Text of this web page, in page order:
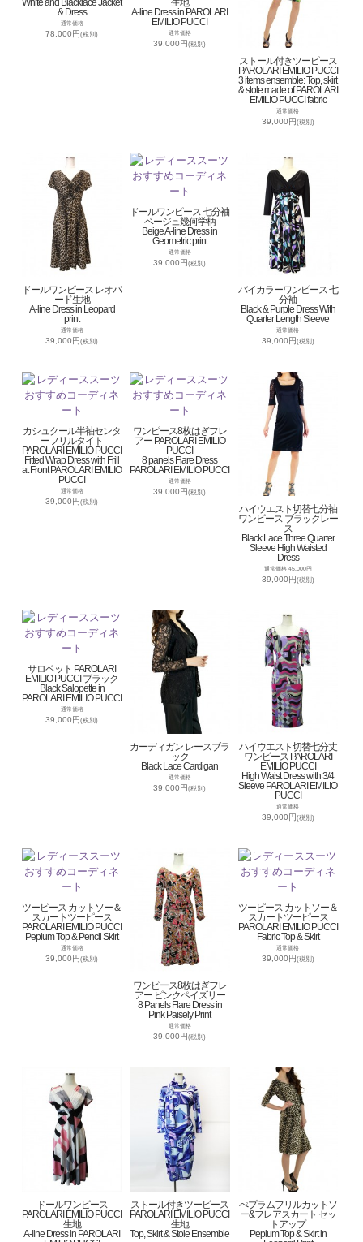
& Dress
通常価格
78,000円(税別)
A-line Dress in PAROLARI
EMILIO PUCCI
通常価格
39,000円(税別)
ストール付きツーピース
PAROLARI EMILIO PUCCI
3 items ensemble: Top, skirt
& stole made of PAROLARI
EMILIO PUCCI fabric
通常価格
39,000円(税別)
ドールワンピース レオパ
ード生地
A-line Dress in Leopard
print
通常価格
39,000円(税別)
ドールワンピース 七分袖
ベージュ幾何学柄
Beige A-line Dress in
Geometric print
通常価格
39,000円(税別)
バイカラーワンピース 七
分袖
Black & Purple Dress With
Quarter Length Sleeve
通常価格
39,000円(税別)
カシュクール半袖センタ
ーフリルタイト
PAROLARI EMILIO PUCCI
Fitted Wrap Dress with Frill
at Front PAROLARI EMILIO
PUCCI
通常価格
39,000円(税別)
ワンピース8枚はぎフレ
アー PAROLARI EMILIO
PUCCI
8 panels Flare Dress
PAROLARI EMILIO PUCCI
通常価格
39,000円(税別)
ハイウエスト切替七分袖
ワンピース ブラックレー
ス
Black Lace Three Quarter
Sleeve High Waisted
Dress
通常価格 45,000円
39,000円(税別)
サロペット PAROLARI
EMILIO PUCCI ブラック
Black Salopette in
PAROLARI EMILIO PUCCI
通常価格
39,000円(税別)
カーディガン レースブラ
ック
Black Lace Cardigan
通常価格
39,000円(税別)
ハイウエスト切替七分丈
ワンピース PAROLARI
EMILIO PUCCI
High Waist Dress with 3/4
Sleeve PAROLARI EMILIO
PUCCI
通常価格
39,000円(税別)
ツーピース カットソー＆
スカートツーピース
PAROLARI EMILIO PUCCI
Peplum Top & Pencil Skirt
通常価格
39,000円(税別)
ワンピース8枚はぎフレ
アー ピンクペイズリー
8 Panels Flare Dress in
Pink Paisely Print
通常価格
39,000円(税別)
ツーピース カットソー＆
スカートツーピース
PAROLARI EMILIO PUCCI
Fabric Top & Skirt
通常価格
39,000円(税別)
ドールワンピース
PAROLARI EMILIO PUCCI
生地
A-line Dress in PAROLARI
ストール付きツーピース
PAROLARI EMILIO PUCCI
生地
Top, Skirt & Stole Ensemble
ぺプラムフリルカットソ
ー&フレアスカート セッ
トアップ
Peplum Top & Skirt in